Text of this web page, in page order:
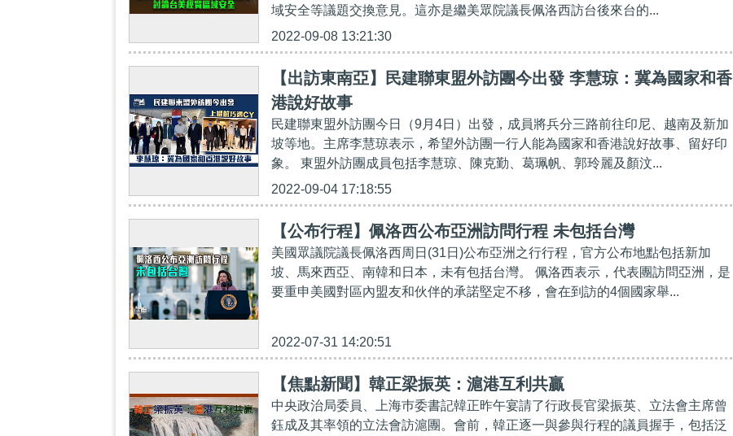
域安全等議題交換意見。這亦是繼美眾院議長佩洛西訪台後來台的...
2022-09-08 13:21:30
【出訪東南亞】民建聯東盟外訪團今出發 李慧琼：冀為國家和香
港說好故事
民建聯東盟外訪團今日（9月4日）出發，成員將兵分三路前往印尼、越南及新加
坡等地。主席李慧琼表示，希望外訪團一行人能為國家和香港說好故事、留好印
象。 東盟外訪團成員包括李慧琼、陳克勤、葛珮帆、郭玲麗及顏汶...
2022-09-04 17:18:55
【公布行程】佩洛西公布亞洲訪問行程 未包括台灣
美國眾議院議長佩洛西周日(31日)公布亞洲之行行程，官方公布地點包括新加
坡、馬來西亞、南韓和日本，未有包括台灣。 佩洛西表示，代表團訪問亞洲，是
要重申美國對區內盟友和伙伴的承諾堅定不移，會在到訪的4個國家舉...
2022-07-31 14:20:51
【焦點新聞】韓正梁振英：滬港互利共贏
中央政治局委員、上海巿委書記韓正昨午宴請了行政長官梁振英、立法會主席曾
鈺成及其率領的立法會訪滬團。會前，韓正逐一與參與行程的議員握手，包括泛